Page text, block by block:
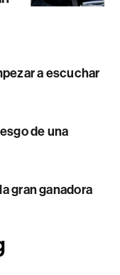
a escuchar
de una
gran ganadora